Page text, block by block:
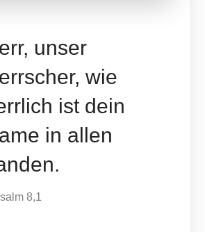
unser
wie
ist dein
in allen
8,1